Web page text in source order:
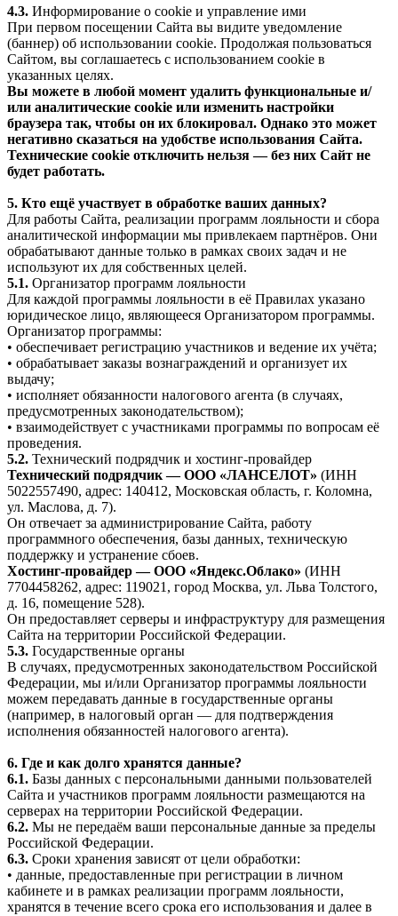
4.3. Информирование о cookie и управление ими
При первом посещении Сайта вы видите уведомление
(баннер) об использовании cookie. Продолжая пользоваться
Сайтом, вы соглашаетесь с использованием cookie в
указанных целях.
Вы можете в любой момент удалить функциональные и/
или аналитические cookie или изменить настройки
браузера так, чтобы он их блокировал. Однако это может
негативно сказаться на удобстве использования Сайта.
Технические cookie отключить нельзя — без них Сайт не
будет работать.
5. Кто ещё участвует в обработке ваших данных?
Для работы Сайта, реализации программ лояльности и сбора
аналитической информации мы привлекаем партнёров. Они
обрабатывают данные только в рамках своих задач и не
используют их для собственных целей.
5.1. Организатор программ лояльности
Для каждой программы лояльности в её Правилах указано
юридическое лицо, являющееся Организатором программы.
Организатор программы:
• обеспечивает регистрацию участников и ведение их учёта;
• обрабатывает заказы вознаграждений и организует их
выдачу;
• исполняет обязанности налогового агента (в случаях,
предусмотренных законодательством);
• взаимодействует с участниками программы по вопросам её
проведения.
5.2. Технический подрядчик и хостинг-провайдер
Технический подрядчик — ООО «ЛАНСЕЛОТ» (ИНН
5022557490, адрес: 140412, Московская область, г. Коломна,
ул. Маслова, д. 7).
Он отвечает за администрирование Сайта, работу
программного обеспечения, базы данных, техническую
поддержку и устранение сбоев.
Хостинг-провайдер — ООО «Яндекс.Облако» (ИНН
7704458262, адрес: 119021, город Москва, ул. Льва Толстого,
д. 16, помещение 528).
Он предоставляет серверы и инфраструктуру для размещения
Сайта на территории Российской Федерации.
5.3. Государственные органы
В случаях, предусмотренных законодательством Российской
Федерации, мы и/или Организатор программы лояльности
можем передавать данные в государственные органы
(например, в налоговый орган — для подтверждения
исполнения обязанностей налогового агента).
6. Где и как долго хранятся данные?
6.1. Базы данных с персональными данными пользователей
Сайта и участников программ лояльности размещаются на
серверах на территории Российской Федерации.
6.2. Мы не передаём ваши персональные данные за пределы
Российской Федерации.
6.3. Сроки хранения зависят от цели обработки:
• данные, предоставленные при регистрации в личном
кабинете и в рамках реализации программ лояльности,
хранятся в течение всего срока его использования и далее в